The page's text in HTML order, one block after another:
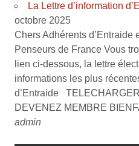
La Lettre d’information
octobre 2025
Chers Adhérents d’Entraide
Penseurs de France Vous
lien ci-dessous, la lettre
informations les plus
d’Entraide
DEVENEZ MEMBRE
admin